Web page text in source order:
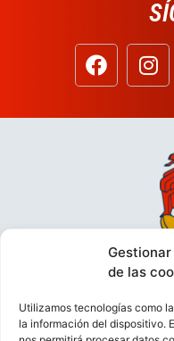
de las
Utilizamos tecnologías como
la información del dispositivo.